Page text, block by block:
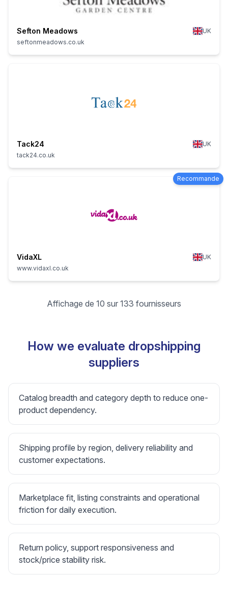
Sefton Meadows
UK
seftonmeadows.co.uk
Tack24
UK
tack24.co.uk
Recommande
VidaXL
UK
www.vidaxl.co.uk
Affichage de 10 sur 133 fournisseurs
How we evaluate dropshipping
suppliers
Catalog breadth and category depth to reduce one-
product dependency.
Shipping profile by region, delivery reliability and
customer expectations.
Marketplace fit, listing constraints and operational
friction for daily execution.
Return policy, support responsiveness and
stock/price stability risk.